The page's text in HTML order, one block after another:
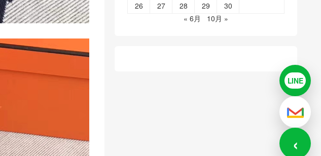
26
27 28 29
30
« 6月
10月 »
LINELINEで
メール
‹